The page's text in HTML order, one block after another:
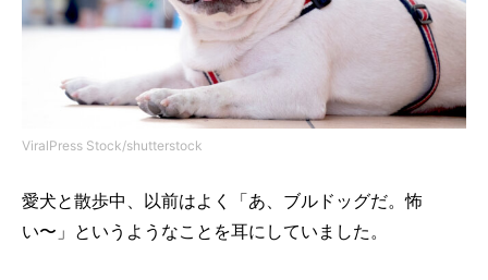
ViralPress Stock/shutterstock
愛犬と散歩中、以前はよく「あ、ブルドッグだ。怖
い〜」というようなことを耳にしていました。